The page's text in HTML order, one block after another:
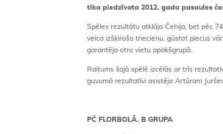
tika piedzīvota 2012. gada pasaules
Spēles rezultātu atklāja Čehija, bet pēc
veica izšķirošo triecienu, gūstot piecus
garantēja otro vietu apakšgrupā.
Raitums šajā spēlē izcēlās ar trīs
guvumā rezultatīvi asistēja Artūram
PČ FLORBOLĀ. B GRUPA